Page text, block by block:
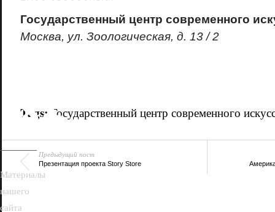
Государственный центр современного
Москва, ул. Зоологическая, д. 13 / 2
Tags: Государственный центр современного
Предыдущий пост
Презентация проекта Story Store
18+
Материалы
нашего
сайта